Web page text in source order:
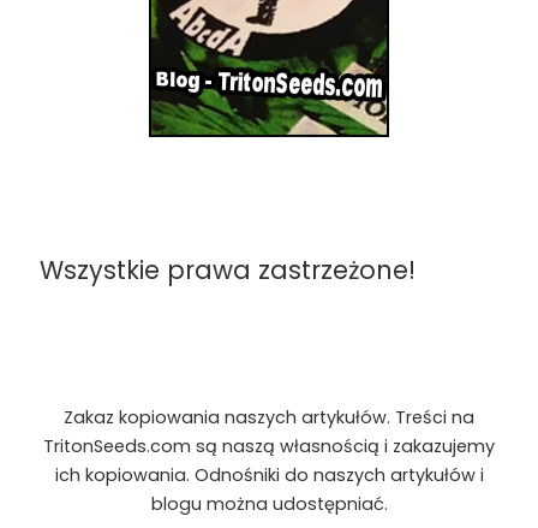
Wszystkie prawa zastrzeżone!
Zakaz kopiowania naszych artykułów. Treści na
TritonSeeds.com są naszą własnością i zakazujemy
ich kopiowania. Odnośniki do naszych artykułów i
blogu można udostępniać.